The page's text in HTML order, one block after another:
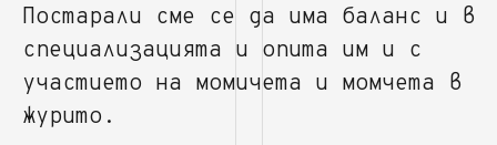
Постарали сме се да има баланс и в
специализацията и опита им и с
участието на момичета и момчета в
журито.